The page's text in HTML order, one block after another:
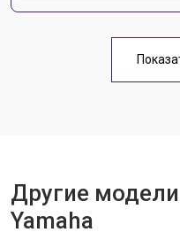
Ремонт клавиш
Замена клавиш и
Чистка и профилактика
Прошивка (Обновление ПО)
Замена экрана
Другие
Yamaha